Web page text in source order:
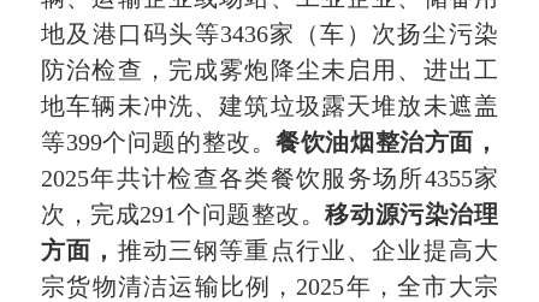
地及港口码头等3436家（车）次扬尘污染
防治检查，完成雾炮降尘未启用、进出工
地车辆未冲洗、建筑垃圾露天堆放未遮盖
等399个问题的整改。餐饮油烟整治方面，
2025年共计检查各类餐饮服务场所4355家
次，完成291个问题整改。移动源污染治理
方面， 推动三钢等重点行业、企业提高大
宗货物清洁运输比例，2025年，全市大宗